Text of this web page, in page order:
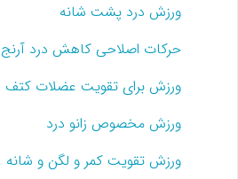
ورزش درد پشت شانه
حرکات اصلاحی کاهش درد آرنج
ورزش برای تقویت عضلات کتف
ورزش مخصوص زانو درد
ورزش تقویت کمر و لگن و شانه